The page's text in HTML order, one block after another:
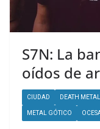
S7N: La
oídos de
CIUDAD DEATH METAL
METAL GÓTICO